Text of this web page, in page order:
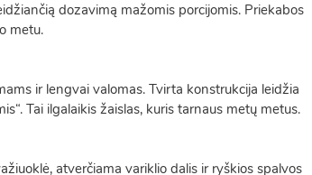
dozavimą mažomis porcijomis. Priekabos
metu.
ir lengvai valomas. Tvirta konstrukcija leidžia
Tai ilgalaikis žaislas, kuris tarnaus metų metus.
atverčiama variklio dalis ir ryškios spalvos